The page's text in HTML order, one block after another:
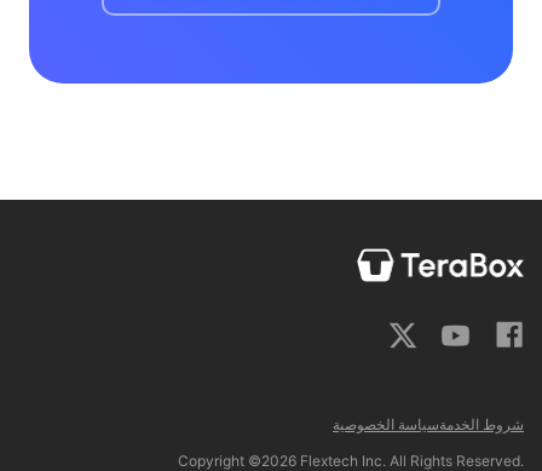
شروط الخدمةسياسة الخصوصية
Copyright ©2026 Flextech Inc. All Rights Reserved.